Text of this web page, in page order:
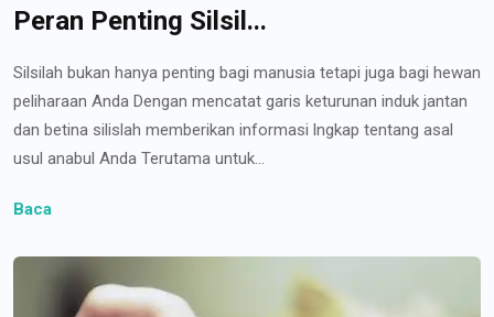
Peran Penting Silsil...
Silsilah bukan hanya penting bagi manusia tetapi juga bagi hewan
peliharaan Anda Dengan mencatat garis keturunan induk jantan
dan betina silislah memberikan informasi lngkap tentang asal
usul anabul Anda Terutama untuk...
Baca